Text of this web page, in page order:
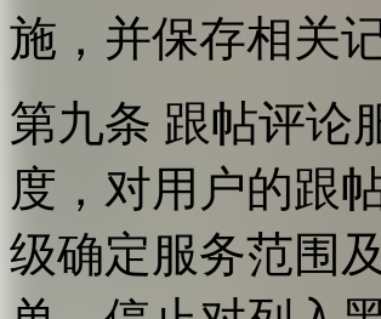
施，并保存相关记
第九条 跟帖评论
度，对用户的跟
级确定服务范围